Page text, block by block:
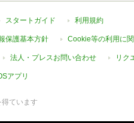
スタートガイド 利用規約
保護基本方針 Cookie等の利用に
法人・プレスお問い合わせ リク
アプリ
ています